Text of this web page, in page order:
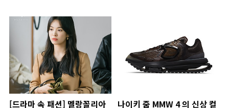
[드라마 속 패션] 멜랑꼴리아
나이키 줌 MMW 4 의 신상 컬